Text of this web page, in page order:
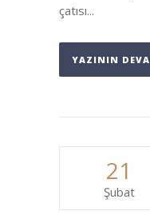
çatısı...
YAZININ
21
Şubat